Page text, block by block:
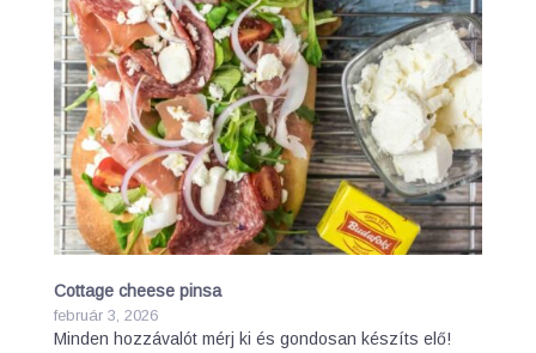
Cottage cheese pinsa
február 3, 2026
Minden hozzávalót mérj ki és gondosan készíts elő!